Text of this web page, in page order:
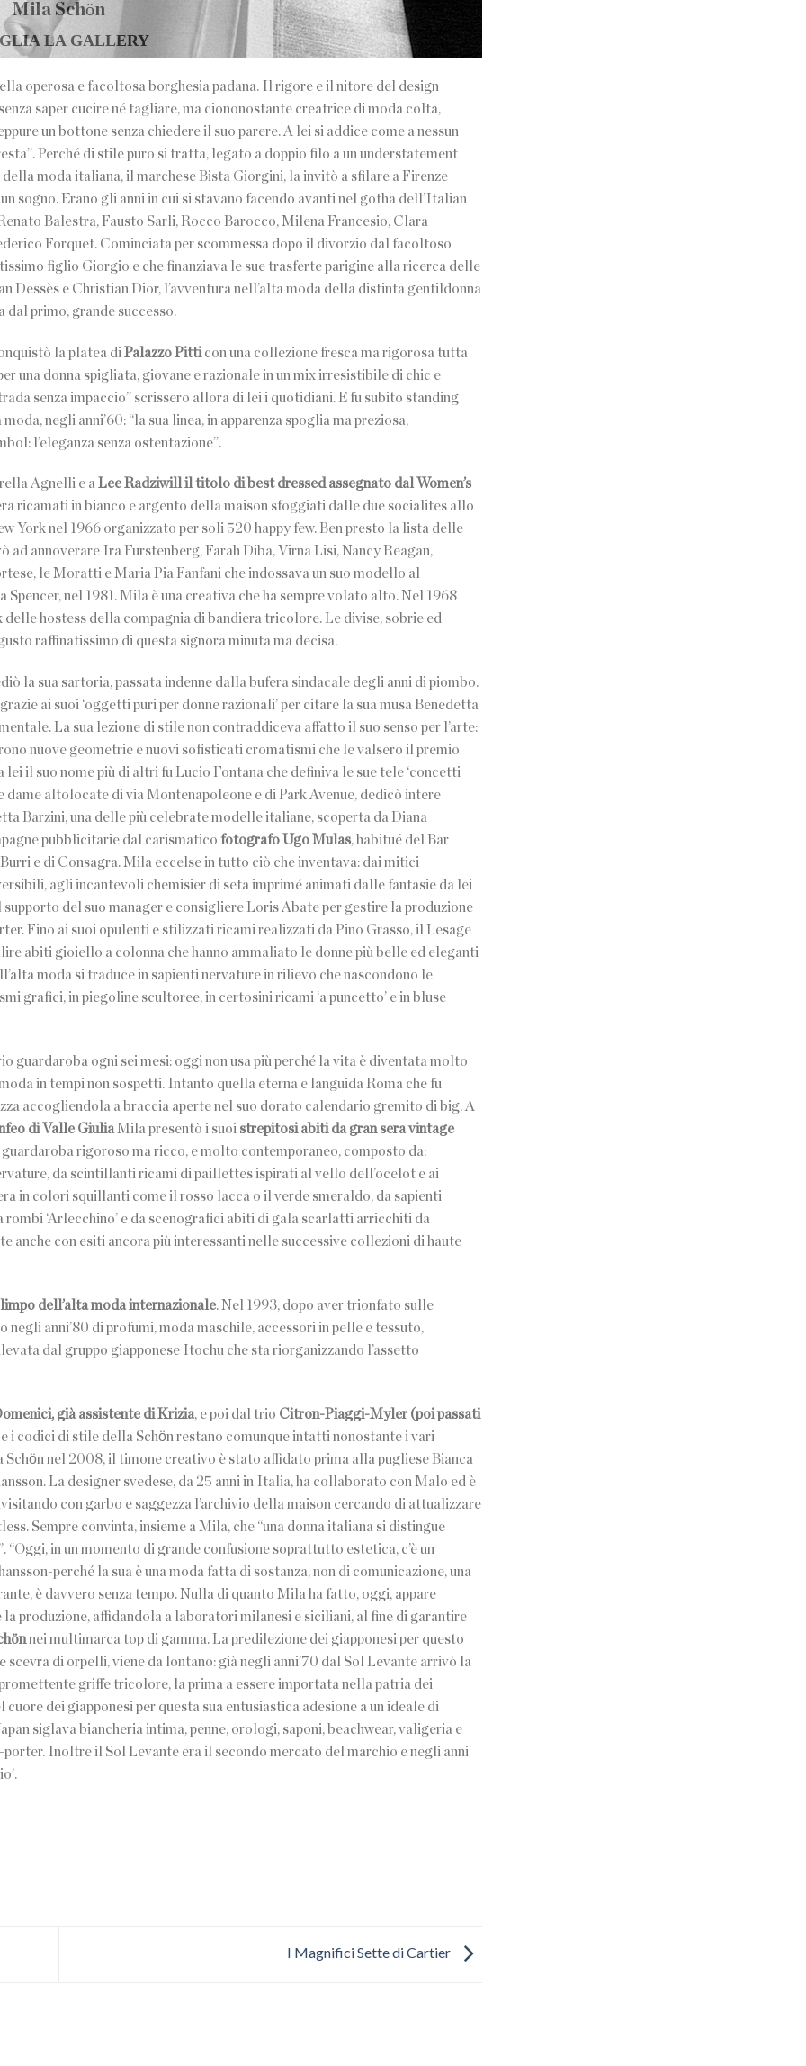
Mila Schӧn
LA GALLERY
operosa e facoltosa borghesia padana. Il rigore e il nitore del design
saper cucire né tagliare, ma ciononostante creatrice di moda colta,
un bottone senza chiedere il suo parere. A lei si addice come a nessun
Perché di stile puro si tratta, legato a doppio filo a un understatement
moda italiana, il marchese Bista Giorgini, la invitò a sfilare a Firenze
sogno. Erano gli anni in cui si stavano facendo avanti nel gotha dell’Italian
Balestra, Fausto Sarli, Rocco Barocco, Milena Francesio, Clara
Forquet. Cominciata per scommessa dopo il divorzio dal facoltoso
figlio Giorgio e che finanziava le sue trasferte parigine alla ricerca delle
Dessès e Christian Dior, l’avventura nell’alta moda della distinta gentildonna
primo, grande successo.
la platea di Palazzo Pitti con una collezione fresca ma rigorosa tutta
una donna spigliata, giovane e razionale in un mix irresistibile di chic e
senza impaccio” scrissero allora di lei i quotidiani. E fu subito standing
negli anni’60: “la sua linea, in apparenza spoglia ma preziosa,
l’eleganza senza ostentazione”.
Agnelli e aLee Radziwill il titolo di best dressed assegnato dal Women’s
ricamati in bianco e argento della maison sfoggiati dalle due socialites allo
York nel 1966 organizzato per soli 520 happy few. Ben presto la lista delle
annoverare Ira Furstenberg, Farah Diba, Virna Lisi, Nancy Reagan,
le Moratti e Maria Pia Fanfani che indossava un suo modello al
nel 1981. Mila è una creativa che ha sempre volato alto. Nel 1968
hostess della compagnia di bandiera tricolore. Le divise, sobrie ed
raffinatissimo di questa signora minuta ma decisa.
la sua sartoria, passata indenne dalla bufera sindacale degli anni di piombo.
ai suoi ‘oggetti puri per donne razionali’ per citare la sua musa Benedetta
La sua lezione di stile non contraddiceva affatto il suo senso per l’arte:
nuove geometrie e nuovi sofisticati cromatismi che le valsero il premio
il suo nome più di altri fu Lucio Fontana che definiva le sue tele ‘concetti
dame altolocate di via Montenapoleone e di Park Avenue, dedicò intere
Barzini, una delle più celebrate modelle italiane, scoperta da Diana
pubblicitarie dal carismatico fotografo Ugo Mulas, habitué del Bar
e di Consagra. Mila eccelse in tutto ciò che inventava: dai mitici
agli incantevoli chemisier di seta imprimé animati dalle fantasie da lei
supporto del suo manager e consigliere Loris Abate per gestire la produzione
Fino ai suoi opulenti e stilizzati ricami realizzati da Pino Grasso, il Lesage
abiti gioiello a colonna che hanno ammaliato le donne più belle ed eleganti
moda si traduce in sapienti nervature in rilievo che nascondono le
grafici, in piegoline scultoree, in certosini ricami ‘a puncetto’ e in bluse
guardaroba ogni sei mesi: oggi non usa più perché la vita è diventata molto
in tempi non sospetti. Intanto quella eterna e languida Roma che fu
accogliendola a braccia aperte nel suo dorato calendario gremito di big. A
di Valle Giulia Mila presentò i suoi strepitosi abiti da gran sera vintage
guardaroba rigoroso ma ricco, e molto contemporaneo, composto da:
da scintillanti ricami di paillettes ispirati al vello dell’ocelot e ai
in colori squillanti come il rosso lacca o il verde smeraldo, da sapienti
‘Arlecchino’ e da scenografici abiti di gala scarlatti arricchiti da
con esiti ancora più interessanti nelle successive collezioni di haute
dell’alta moda internazionale. Nel 1993, dopo aver trionfato sulle
anni’80 di profumi, moda maschile, accessori in pelle e tessuto,
dal gruppo giapponese Itochu che sta riorganizzando l’assetto
già assistente di Krizia, e poi dal trio Citron-Piaggi-Myler (poi passati
codici di stile della Schӧn restano comunque intatti nonostante i vari
nel 2008, il timone creativo è stato affidato prima alla pugliese Bianca
La designer svedese, da 25 anni in Italia, ha collaborato con Malo ed è
con garbo e saggezza l’archivio della maison cercando di attualizzare
Sempre convinta, insieme a Mila, che “una donna italiana si distingue
“Oggi, in un momento di grande confusione soprattutto estetica, c’è un
perché la sua è una moda fatta di sostanza, non di comunicazione, una
è davvero senza tempo. Nulla di quanto Mila ha fatto, oggi, appare
produzione, affidandola a laboratori milanesi e siciliani, al fine di garantire
nei multimarca top di gamma. La predilezione dei giapponesi per questo
di orpelli, viene da lontano: già negli anni’70 dal Sol Levante arrivò la
griffe tricolore, la prima a essere importata nella patria dei
dei giapponesi per questa sua entusiastica adesione a un ideale di
siglava biancheria intima, penne, orologi, saponi, beachwear, valigeria e
Inoltre il Sol Levante era il secondo mercato del marchio e negli anni
I Magnifici Sette di Cartier